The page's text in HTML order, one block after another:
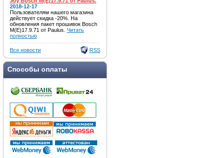
2018-12-17
Пользователям нашего магазина
действует скидка -20%. На
обновления пакет прошивок Bosch
M(E)17.9.71 от Paulus. Читать
полностью
Все новости RSS
Способы оплаты